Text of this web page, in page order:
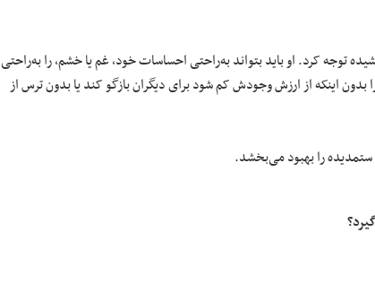
کرد. او باید بتواند به‌راحتی احساسات خود، غم یا خشم، را به‌راحتی
بدون اینکه از ارزش وجودش کم شود برای دیگران بازگو کند یا بدون ترس از
ستمدیده را بهبود می‌بخشد.